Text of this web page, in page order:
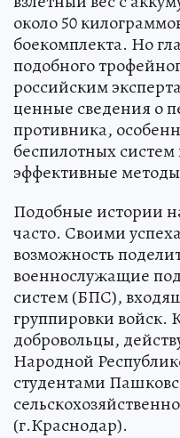
около 50
боекомплекта. Но
подобного
российским
ценные сведения о
противника,
беспилотных систем
эффективные
Подобные истории
часто. Своими
возможность
военнослужащие
систем (БПС),
группировки войск.
добровольцы,
Народной
студентами
(г.Краснодар).